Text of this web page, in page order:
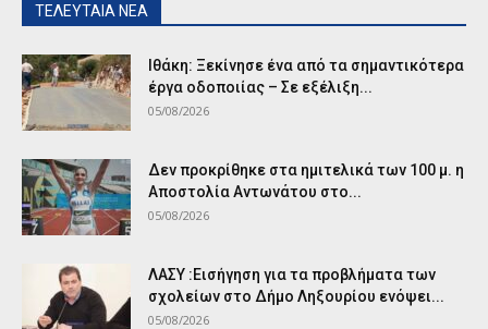
ΤΕΛΕΥΤΑΙΑ ΝΕΑ
Ιθάκη: Ξεκίνησε ένα από τα σημαντικότερα
έργα οδοποιίας – Σε εξέλιξη...
05/08/2026
Δεν προκρίθηκε στα ημιτελικά των 100 μ. η
Αποστολία Αντωνάτου στο...
05/08/2026
ΛΑΣΥ :Εισήγηση για τα προβλήματα των
σχολείων στο Δήμο Ληξουρίου ενόψει...
05/08/2026